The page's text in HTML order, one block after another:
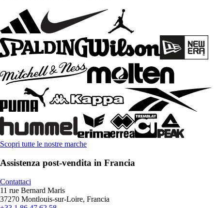
Scopri tutte le nostre marche
Assistenza post-vendita in Francia
Contattaci
11 rue Bernard Maris
37270 Montlouis-sur-Loire, Francia